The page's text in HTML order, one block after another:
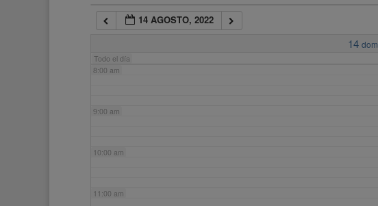
14 AGOSTO, 2022
14 dom
Todo el día
7:00 am
8:00 am
9:00 am
10:00 am
11:00 am